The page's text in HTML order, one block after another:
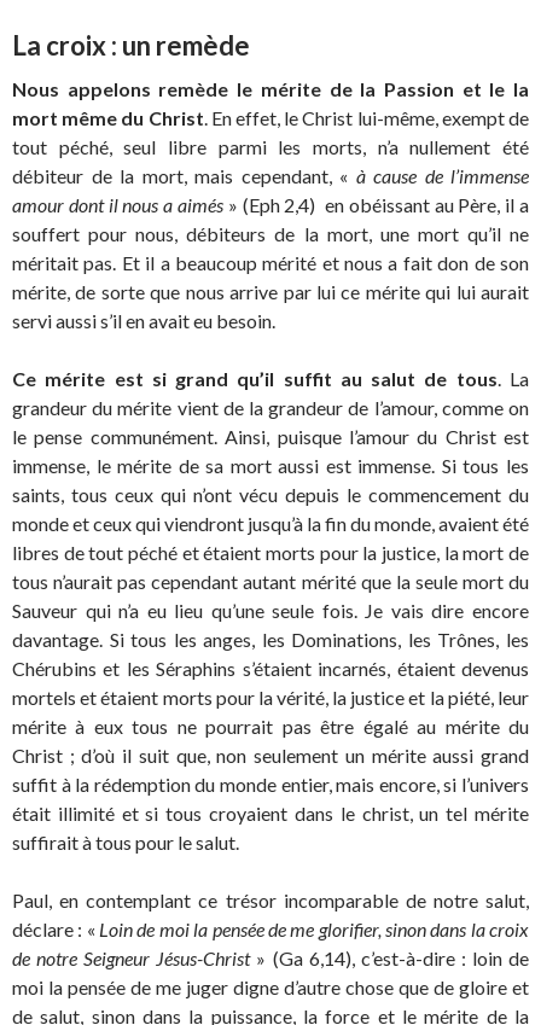
La croix : un remède
Nous appelons remède le mérite de la Passion et le la
mort même du Christ. En effet, le Christ lui-même, exempt de
tout péché, seul libre parmi les morts, n’a nullement été
débiteur de la mort, mais cependant, « à cause de l’immense
amour dont il nous a aimés » (Eph 2,4) en obéissant au Père, il a
souffert pour nous, débiteurs de la mort, une mort qu’il ne
méritait pas. Et il a beaucoup mérité et nous a fait don de son
mérite, de sorte que nous arrive par lui ce mérite qui lui aurait
servi aussi s’il en avait eu besoin.
Ce mérite est si grand qu’il suffit au salut de tous. La
grandeur du mérite vient de la grandeur de l’amour, comme on
le pense communément. Ainsi, puisque l’amour du Christ est
immense, le mérite de sa mort aussi est immense. Si tous les
saints, tous ceux qui n’ont vécu depuis le commencement du
monde et ceux qui viendront jusqu’à la fin du monde, avaient été
libres de tout péché et étaient morts pour la justice, la mort de
tous n’aurait pas cependant autant mérité que la seule mort du
Sauveur qui n’a eu lieu qu’une seule fois. Je vais dire encore
davantage. Si tous les anges, les Dominations, les Trônes, les
Chérubins et les Séraphins s’étaient incarnés, étaient devenus
mortels et étaient morts pour la vérité, la justice et la piété, leur
mérite à eux tous ne pourrait pas être égalé au mérite du
Christ ; d’où il suit que, non seulement un mérite aussi grand
suffit à la rédemption du monde entier, mais encore, si l’univers
était illimité et si tous croyaient dans le christ, un tel mérite
suffirait à tous pour le salut.
Paul, en contemplant ce trésor incomparable de notre salut,
déclare : « Loin de moi la pensée de me glorifier, sinon dans la croix
de notre Seigneur Jésus-Christ» (Ga 6,14), c’est-à-dire : loin de
moi la pensée de me juger digne d’autre chose que de gloire et
de salut, sinon dans la puissance, la force et le mérite de la